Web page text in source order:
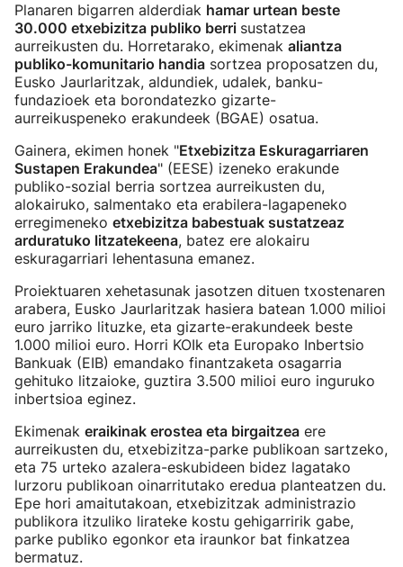
Planaren bigarren alderdiak hamar urtean beste
30.000 etxebizitza publiko berri sustatzea
aurreikusten du. Horretarako, ekimenak aliantza
publiko-komunitario handia sortzea proposatzen du,
Eusko Jaurlaritzak, aldundiek, udalek, banku-
fundazioek eta borondatezko gizarte-
aurreikuspeneko erakundeek (BGAE) osatua.
Gainera, ekimen honek "Etxebizitza Eskuragarriaren
Sustapen Erakundea" (EESE) izeneko erakunde
publiko-sozial berria sortzea aurreikusten du,
alokairuko, salmentako eta erabilera-lagapeneko
erregimeneko etxebizitza babestuak sustatzeaz
arduratuko litzatekeena, batez ere alokairu
eskuragarriari lehentasuna emanez.
Proiektuaren xehetasunak jasotzen dituen txostenaren
arabera, Eusko Jaurlaritzak hasiera batean 1.000 milioi
euro jarriko lituzke, eta gizarte-erakundeek beste
1.000 milioi euro. Horri KOIk eta Europako Inbertsio
Bankuak (EIB) emandako finantzaketa osagarria
gehituko litzaioke, guztira 3.500 milioi euro inguruko
inbertsioa eginez.
Ekimenak eraikinak erostea eta birgaitzea ere
aurreikusten du, etxebizitza-parke publikoan sartzeko,
eta 75 urteko azalera-eskubideen bidez lagatako
lurzoru publikoan oinarritutako eredua planteatzen du.
Epe hori amaitutakoan, etxebizitzak administrazio
publikora itzuliko lirateke kostu gehigarririk gabe,
parke publiko egonkor eta iraunkor bat finkatzea
bermatuz.